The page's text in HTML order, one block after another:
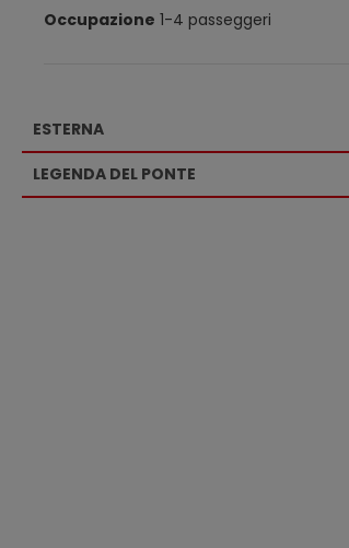
Occupazione 1-4 passeggeri
ESTERNA
LEGENDA DEL PONTE